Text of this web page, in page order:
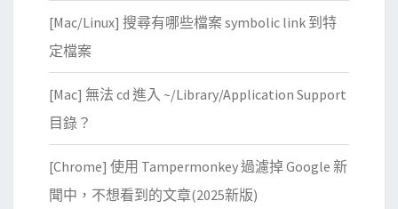
[Mac/Linux] 搜尋有哪些檔案 symbolic link 到特
定檔案
[Mac] 無法 cd 進入 ~/Library/Application Support
目錄？
[Chrome] 使用 Tampermonkey 過濾掉 Google 新
聞中，不想看到的文章(2025新版)